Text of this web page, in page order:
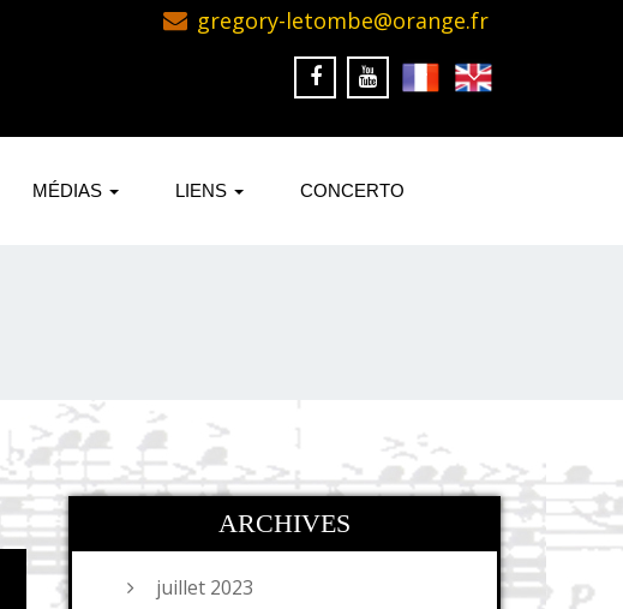
gregory-letombe@orange.fr
MÉDIAS LIENS CONCERTO
ARCHIVES
juillet 2023